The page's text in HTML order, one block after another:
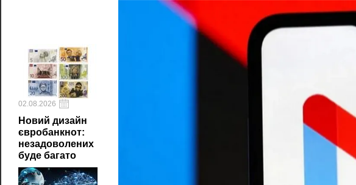
02.08.2026
Новий дизайн
євробанкнот:
незадоволених
буде багато